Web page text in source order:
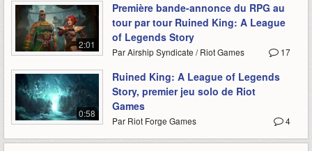
2:01
Première bande-annonce du RPG au
tour par tour Ruined King: A League
of Legends Story
17
Par Airship Syndicate / Riot Games
0:58
Ruined King: A League of Legends
Story, premier jeu solo de Riot
Games
4
Par Riot Forge Games